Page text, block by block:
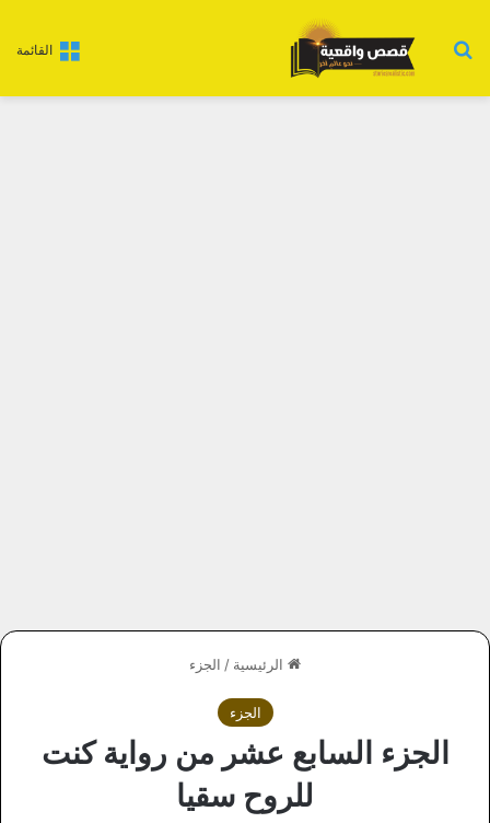
القائمة بحث عن
الرئيسية / الجزء
الجزء
الجزء السابع عشر من رواية كنت
للروح سقيا